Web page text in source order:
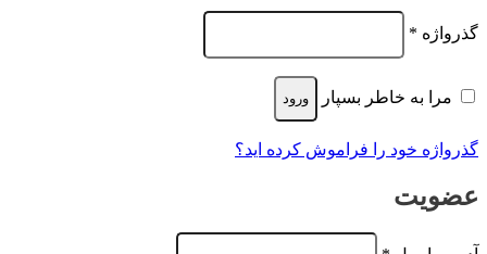
گذرواژه *
الزامی
مرا به خاطر بسپار ورود
گذرواژه خود را فراموش کرده اید؟
عضویت
الزامی